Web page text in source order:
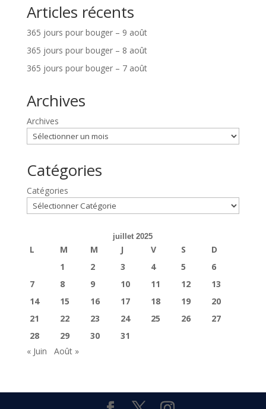
Articles récents
365 jours pour bouger – 9 août
365 jours pour bouger – 8 août
365 jours pour bouger – 7 août
Archives
Archives
Catégories
Catégories
juillet 2025
L M M J V S
D
1
2 3 4 5
6
7
8 9 10 11 12
13
14
15 16 17 18 19
20
21
22 23 24 25 26
27
28
29 30
31
« Juin
Août »